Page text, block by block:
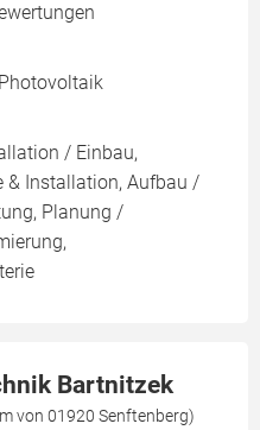
/ Einbau,
& Installation, Aufbau /
Planung /
Bartnitzek
von 01920 Senftenberg)